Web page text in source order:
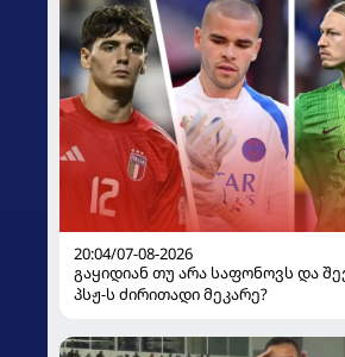
20:04/07-08-2026
გაყიდიან თუ არა საფონოვს და
პსჟ-ს ძირითადი მეკარე?